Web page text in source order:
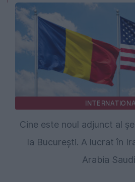
Cine este noul adjunct al
la București. A lucrat în
Arabia